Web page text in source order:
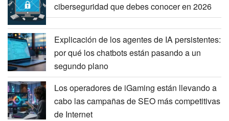
ciberseguridad que debes conocer en 2026
Explicación de los agentes de IA persistentes:
por qué los chatbots están pasando a un
segundo plano
Los operadores de iGaming están llevando a
cabo las campañas de SEO más competitivas
de Internet